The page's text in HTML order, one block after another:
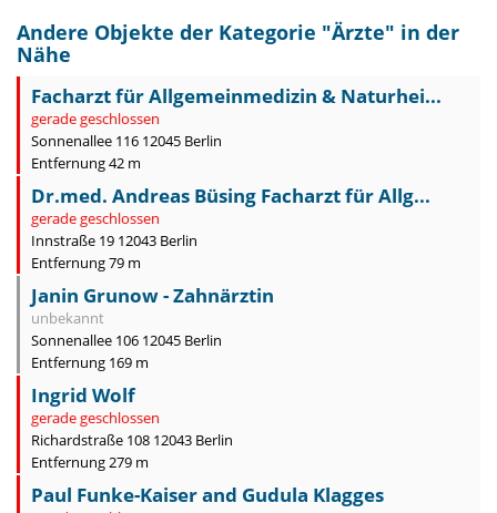
Andere Objekte der Kategorie "Ärzte" in der
Nähe
Facharzt für Allgemeinmedizin & Naturhei...
gerade geschlossen
Sonnenallee 116 12045 Berlin
Entfernung 42 m
Dr.med. Andreas Büsing Facharzt für Allg...
gerade geschlossen
Innstraße 19 12043 Berlin
Entfernung 79 m
Janin Grunow - Zahnärztin
unbekannt
Sonnenallee 106 12045 Berlin
Entfernung 169 m
Ingrid Wolf
gerade geschlossen
Richardstraße 108 12043 Berlin
Entfernung 279 m
Paul Funke-Kaiser and Gudula Klagges